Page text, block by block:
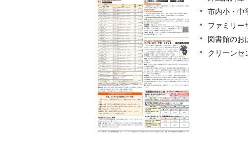
市内小・
ファミリ
図書館のお
クリーンセ